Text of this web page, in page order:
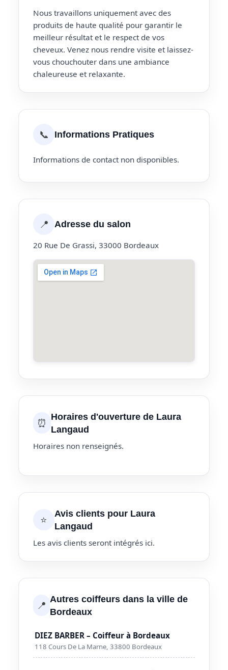
Nous travaillons uniquement avec des
produits de haute qualité pour garantir le
meilleur résultat et le respect de vos
cheveux. Venez nous rendre visite et laissez-
vous chouchouter dans une ambiance
chaleureuse et relaxante.
📞 Informations Pratiques
Informations de contact non disponibles.
📍 Adresse du salon
20 Rue De Grassi, 33000 Bordeaux
⏰ Horaires d'ouverture de Laura
Langaud
Horaires non renseignés.
⭐
Avis clients pour Laura
Langaud
Les avis clients seront intégrés ici.
📍 Autres coiffeurs dans la ville de
Bordeaux
DIEZ BARBER – Coiffeur à Bordeaux
118 Cours De La Marne, 33800 Bordeaux